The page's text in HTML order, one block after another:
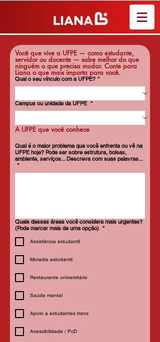
Você que vive a UFPE — como estudante,
servidor ou docente — sabe melhor do que
ninguém o que precisa mudar. Conte para
Liana o que mais importa para você.
Qual o seu vínculo com a UFPE? *
Campus ou unidade da UFPE *
A UFPE que você conhece
Qual é o maior problema que você enfrenta ou vê na
UFPE hoje? Pode ser sobre estrutura, bolsas,
ambiente, serviços... Descreva com suas palavras...
*
Quais dessas áreas você considera mais urgentes?
(Pode marcar mais de uma opção) *
Assistência estudantil
Moradia estudantil
Restaurante universitário
Saúde mental
Apoio a estudantes trans
Acessibilidade / PcD